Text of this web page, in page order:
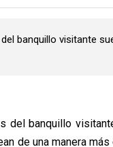
banquillo visitante
del banquillo
de una manera